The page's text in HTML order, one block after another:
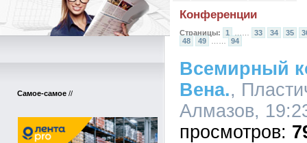
Самое-самое //
Конференции
Страницы: 1 33 34 35
48
49 …… 94
Всемирный
Вена.,
Алмазов,